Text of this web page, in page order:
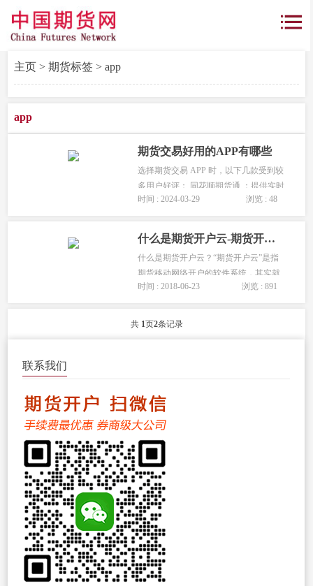
主页> 期货标签> app
app
期货交易好用的APP有哪些
选择期货交易 APP 时，以下几款受到较
多用户好评： 同花顺期货通 ：提供实时
行情、交易下单、资讯新闻等功能，界
期货交易软件，功能丰富，支持多...
时间 : 2024-03-29 浏览 : 48
什么是期货开户云-期货开户云app怎么下载?
什么是期货开户云？“期货开户云”是指
期货移动网络开户的软件系统，其实就
是一个可以在手机上安装的APP。...
时间 : 2018-06-23 浏览 : 891
共 1页2条记录
联系我们